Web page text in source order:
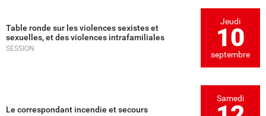
Table ronde sur les violences sexistes et
sexuelles, et des violences intrafamiliales
SESSION
Jeudi
10
septembre
Le correspondant incendie et secours
Samedi